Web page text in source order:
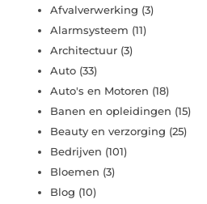
Afvalverwerking (3)
Alarmsysteem (11)
Architectuur (3)
Auto (33)
Auto's en Motoren (18)
Banen en opleidingen (15)
Beauty en verzorging (25)
Bedrijven (101)
Bloemen (3)
Blog (10)